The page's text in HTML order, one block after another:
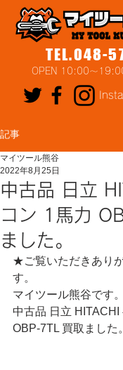
TEL.048-
OPEN 10:00～
記事
中古品 日立
コン 1馬力
ました。
マイツール熊谷
2022年8月25日
★ご覧いただきあり
す。
マイツール熊谷です。
中古品 日立 HITACHI
OBP-7TL 買取ました。